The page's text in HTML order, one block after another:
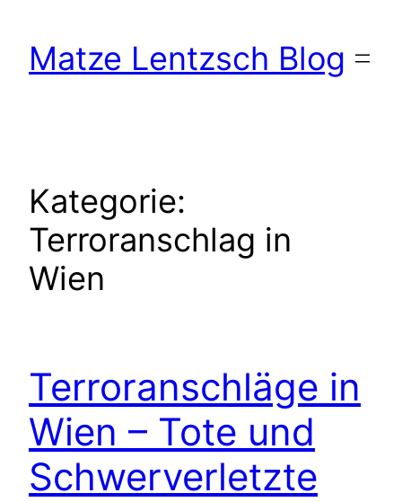
Inhalt
springen
Matze Lentzsch Blog
Kategorie:
Terroranschlag in
Wien
Terroranschläge in
Wien – Tote und
Schwerverletzte